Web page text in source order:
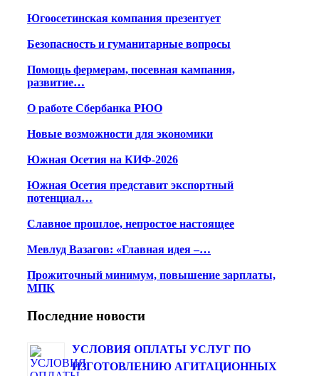
Югоосетинская компания презентует
Безопасность и гуманитарные вопросы
Помощь фермерам, посевная кампания,
развитие…
О работе Сбербанка РЮО
Новые возможности для экономики
Южная Осетия на КИФ-2026
Южная Осетия представит экспортный
потенциал…
Славное прошлое, непростое настоящее
Мевлуд Вазагов: «Главная идея –…
Прожиточный минимум, повышение зарплаты,
МПК
Последние новости
УСЛОВИЯ ОПЛАТЫ УСЛУГ ПО
ИЗГОТОВЛЕНИЮ АГИТАЦИОННЫХ